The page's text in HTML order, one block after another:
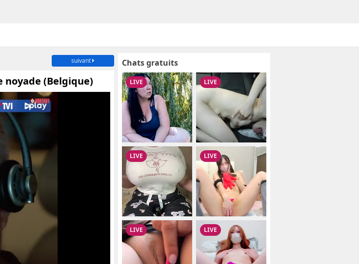
suivant
noyade (Belgique)
Chats gratuits